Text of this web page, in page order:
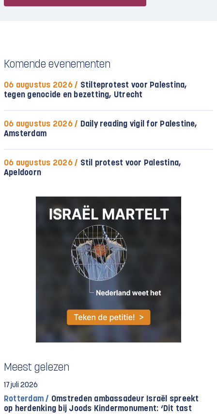
Komende evenementen
06 augustus 2026 / Stilteprotest voor Palestina,
tegen genocide en bezetting, Utrecht
06 augustus 2026 / Daily reading vigil for Palestine,
Amsterdam
06 augustus 2026 / Stil protest voor Palestina,
Apeldoorn
Meest gelezen
17 juli 2026
Rotterdam / Omstreden ambassadeur Israël spreekt
op herdenking bij Joods Kindermonument: ‘Dit tast